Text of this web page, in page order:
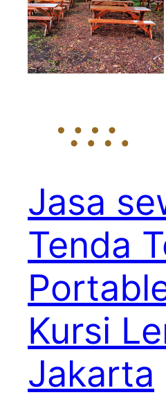
Jasa
Tenda
Kursi
Jakarta